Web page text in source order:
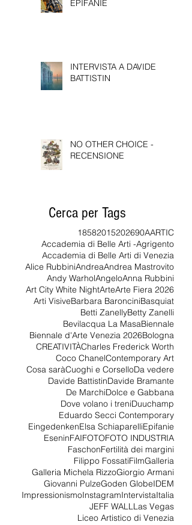
Cerca per Tags
1858 2015 202690AARTIC
Accademia di Belle Arti -Agrigento
Accademia di Belle Arti di Venezia
Alice RubbiniAndreaAndrea Mastrovito
Andy WarholAngeloAnna Rubbini
Art City White Night ArteArte Fiera 2026
Arti VisiveBarbara BaronciniBasquiat
Betti ZanellyBetty Zanelli
Bevilacqua La MasaBiennale
Biennale d'Arte Venezia 2026Bologna
CREATIVITÀCharles Frederick Worth
Coco ChanelContemporary Art
Cuoghi e CorselloDa vedere
Davide BattistinDavide Bramante
De MarchiDolce e Gabbana
Dove volano i treniDuuchamp
Eduardo Secci Contemporary
EingedenkenElsa Schiaparelli Epifanie
FAIFOTOFOTO INDUSTRIA
FaschonFertilità dei margini
Filippo Fossati FilmGalleria
Galleria Michela RizzoGiorgio Armani
Giovanni PulzeGoden GlobeIDEM
ImpressionismoInstagramIntervistaItalia